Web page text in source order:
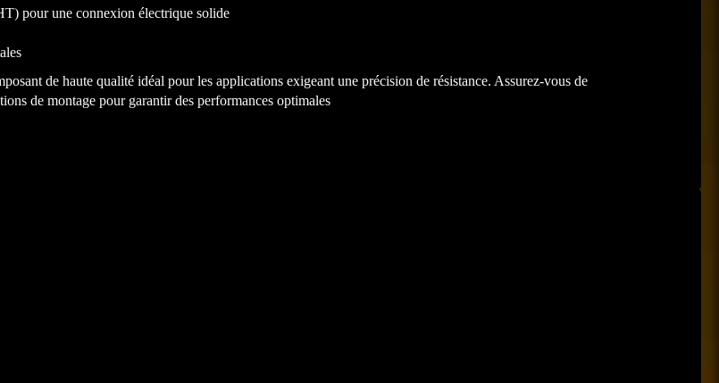
pour une connexion électrique solide
de haute qualité idéal pour les applications exigeant une précision de résistance. Assurez-vous de
de montage pour garantir des performances optimales